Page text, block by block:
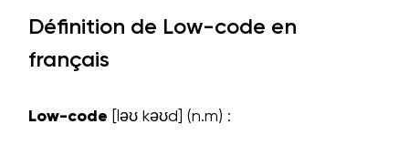
Définition de Low-code en
français
Low-code [ləʊ kəʊd] (n.m) :